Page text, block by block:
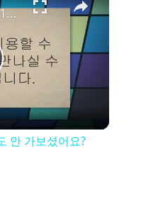
저렴한 국내 여행 15선, 아직도 안 가보셨어요?
안 가보셨어요?